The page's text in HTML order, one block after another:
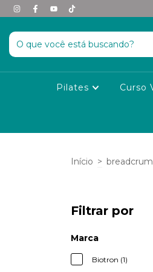
Pilates Curso
Início >
Filtrar por
Marca
Biotron (1)